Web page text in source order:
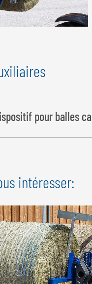
pour balles
intéresser: